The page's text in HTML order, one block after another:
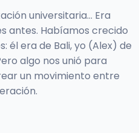
universitaria… Era
antes. Habíamos crecido
él era de Bali, yo (Alex) de
algo nos unió para
un movimiento entre